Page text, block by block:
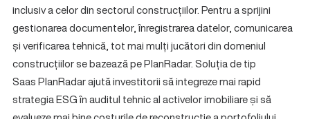
inclusiv a celor din sectorul construcțiilor. Pentru a sprijini
gestionarea documentelor, înregistrarea datelor, comunicarea
și verificarea tehnică, tot mai mulți jucători din domeniul
construcțiilor se bazează pe PlanRadar. Soluția de tip
Saas PlanRadar ajută investitorii să integreze mai rapid
strategia ESG în auditul tehnic al activelor imobiliare și să